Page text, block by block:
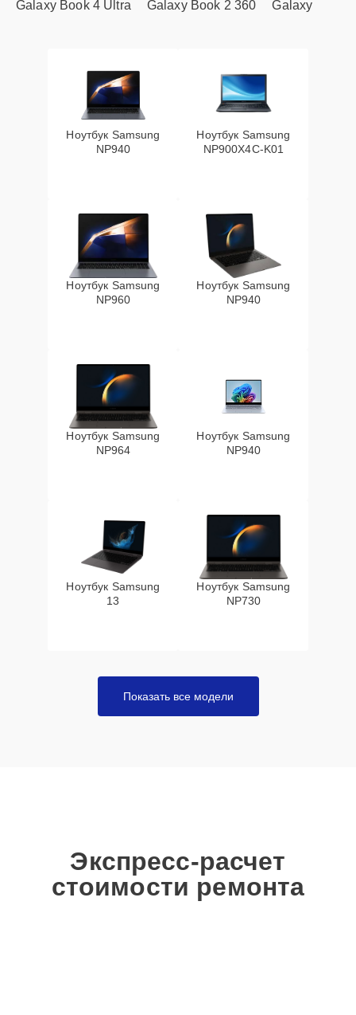
Galaxy Book 4 Ultra Galaxy Book 2 360 Galaxy
Ноутбук Samsung
NP940
Ноутбук Samsung
NP900X4C-K01
Ноутбук Samsung
NP960
Ноутбук Samsung
NP940
Ноутбук Samsung
NP964
Ноутбук Samsung
NP940
Ноутбук Samsung
13
Ноутбук Samsung
NP730
Показать все модели
Экспресс-расчет
стоимости ремонта